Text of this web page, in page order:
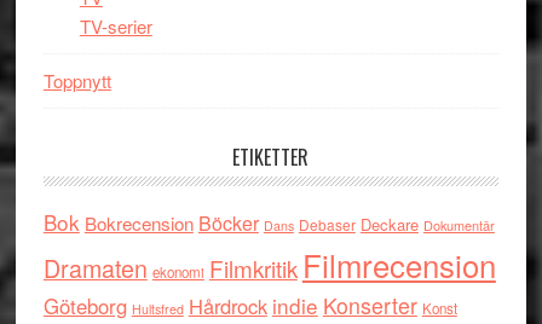
TV-serier
Toppnytt
ETIKETTER
Bok Bokrecension Böcker Dans Debaser Deckare Dokumentär
Dramaten ekonomi Filmkritik Filmrecension
Göteborg Hultsfred Hårdrock indie Konserter Konst